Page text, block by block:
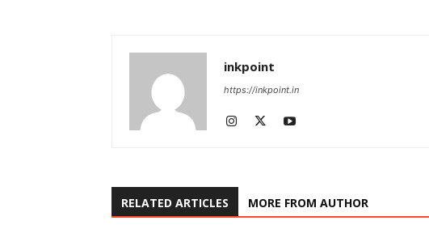
inkpoint
https://inkpoint.in
RELATED ARTICLES MORE FROM AUTHOR